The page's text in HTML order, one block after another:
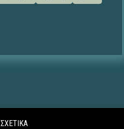
ΣΧΕΤΙΚΑ